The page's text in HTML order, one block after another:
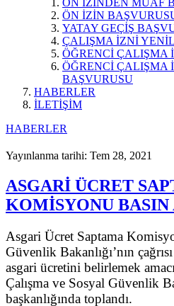
ÖN İZİNDEN MUAF
ÖN İZİN
YATAY GEÇİŞ
ÇALIŞMA İZNİ
ÖĞRENCİ ÇALIŞMA
ÖĞRENCİ ÇALIŞMA
BAŞVURUSU
HABERLER
İLETİŞİM
HABERLER
Yayınlanma tarihi: Tem 28, 2021
ASGARİ ÜCRET
KOMİSYONU
Asgari Ücret Saptama
Güvenlik Bakanlığı’nın
asgari ücretini belirlemek
Çalışma ve Sosyal Güvenlik
başkanlığında toplandı.